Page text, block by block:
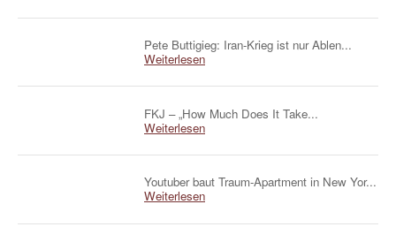
Pete Buttigieg: Iran-Krieg ist nur Ablen...
Weiterlesen
FKJ – „How Much Does It Take...
Weiterlesen
Youtuber baut Traum-Apartment in New Yor...
Weiterlesen